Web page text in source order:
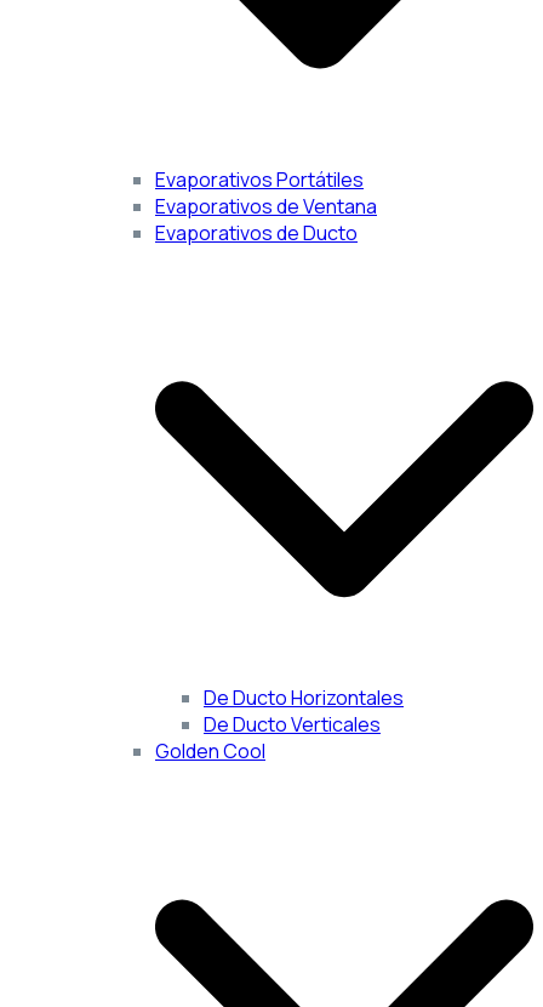
Evaporativos Portátiles
Evaporativos de Ventana
Evaporativos de Ducto
De Ducto Horizontales
De Ducto Verticales
Golden Cool